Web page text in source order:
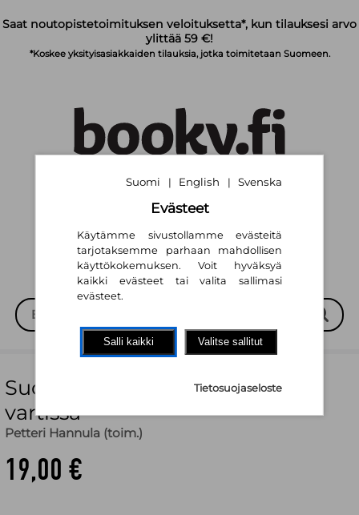
Saat noutopistetoimituksen veloituksetta*, kun tilauksesi arvo
ylittää 59 €!
*Koskee yksityisasiakkaiden tilauksia, jotka toimitetaan Suomeen.
Suomen postihistoria kolmessa
vartissa
Petteri Hannula (toim.)
19,00 €
Suomi | English | Svenska
Evästeet
Käytämme sivustollamme evästeitä
tarjotaksemme parhaan mahdollisen
käyttökokemuksen. Voit hyväksyä
kaikki evästeet tai valita sallimasi
evästeet.
Salli kaikki Valitse sallitut
Tietosuojaseloste